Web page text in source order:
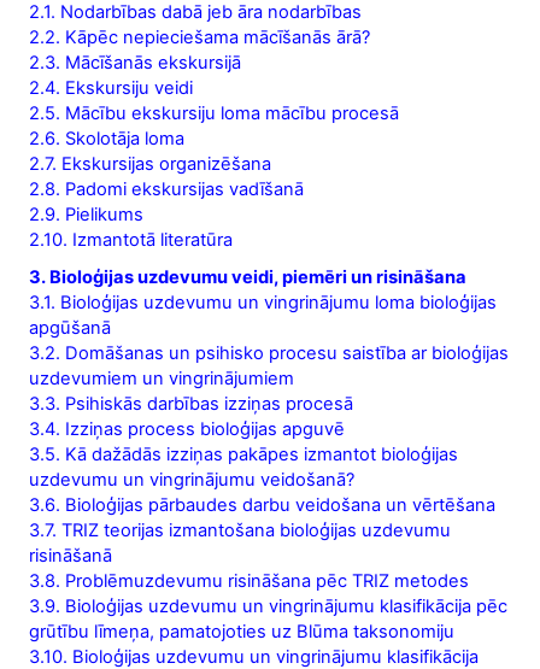
2.1. Nodarbības dabā jeb āra nodarbības
2.2. Kāpēc nepieciešama mācīšanās ārā?
2.3. Mācīšanās ekskursijā
2.4. Ekskursiju veidi
2.5. Mācību ekskursiju loma mācību procesā
2.6. Skolotāja loma
2.7. Ekskursijas organizēšana
2.8. Padomi ekskursijas vadīšanā
2.9. Pielikums
2.10. Izmantotā literatūra
3. Bioloģijas uzdevumu veidi, piemēri un risināšana
3.1. Bioloģijas uzdevumu un vingrinājumu loma bioloģijas
apgūšanā
3.2. Domāšanas un psihisko procesu saistība ar bioloģijas
uzdevumiem un vingrinājumiem
3.3. Psihiskās darbības izziņas procesā
3.4. Izziņas process bioloģijas apguvē
3.5. Kā dažādās izziņas pakāpes izmantot bioloģijas
uzdevumu un vingrinājumu veidošanā?
3.6. Bioloģijas pārbaudes darbu veidošana un vērtēšana
3.7. TRIZ teorijas izmantošana bioloģijas uzdevumu
risināšanā
3.8. Problēmuzdevumu risināšana pēc TRIZ metodes
3.9. Bioloģijas uzdevumu un vingrinājumu klasifikācija pēc
grūtību līmeņa, pamatojoties uz Blūma taksonomiju
3.10. Bioloģijas uzdevumu un vingrinājumu klasifikācija